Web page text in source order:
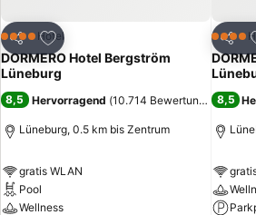
Teilen
Zu Favoriten hinzufügen
4 SterneHotel
DORMERO Hotel Bergström
Lüneburg
8,5 Hervorragend (10.714 Bewertungen)
Lüneburg, 0.5 km bis Zentrum
gratis WLAN
Pool
Wellness
Teilen
4 Sterne
8,5